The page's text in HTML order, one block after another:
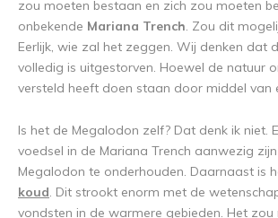
zou moeten bestaan en zich zou moeten
onbekende Mariana Trench. Zou dit
Eerlijk, wie zal het zeggen. Wij denken dat
volledig is uitgestorven. Hoewel de natuur
versteld heeft doen staan door middel van
Is het de Megalodon zelf? Dat denk ik niet.
voedsel in de Mariana Trench aanwezig
Megalodon te onderhouden. Daarnaast is
koud. Dit strookt enorm met de
vondsten in de warmere gebieden. Het zou